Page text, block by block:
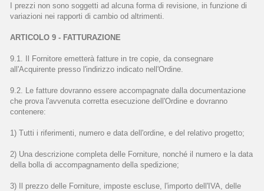
I prezzi non sono soggetti ad alcuna forma di revisione, in funzione di
variazioni nei rapporti di cambio od altrimenti.
ARTICOLO 9 - FATTURAZIONE
9.1. Il Fornitore emetterà fatture in tre copie, da consegnare
all'Acquirente presso l'indirizzo indicato nell'Ordine.
9.2. Le fatture dovranno essere accompagnate dalla documentazione
che prova l'avvenuta corretta esecuzione dell'Ordine e dovranno
contenere:
1) Tutti i riferimenti, numero e data dell'ordine, e del relativo progetto;
2) Una descrizione completa delle Forniture, nonché il numero e la data
della bolla di accompagnamento della spedizione;
3) Il prezzo delle Forniture, imposte escluse, l'importo dell'IVA, delle